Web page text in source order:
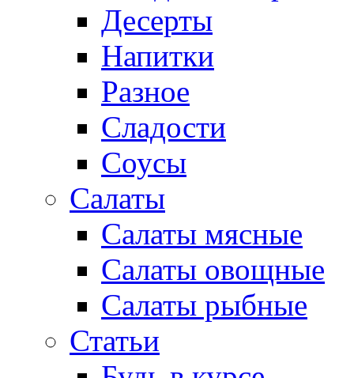
Десерты
Напитки
Разное
Сладости
Соусы
Салаты
Салаты мясные
Салаты овощные
Салаты рыбные
Статьи